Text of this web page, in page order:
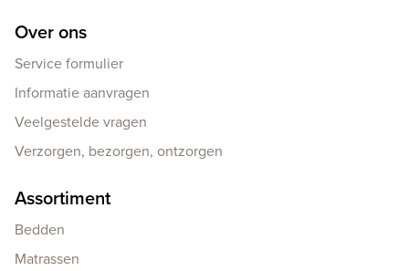
Over ons
Service formulier
Informatie aanvragen
Veelgestelde vragen
Verzorgen, bezorgen, ontzorgen
Assortiment
Bedden
Matrassen